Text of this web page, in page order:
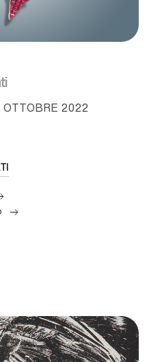
OTTOBRE 2022